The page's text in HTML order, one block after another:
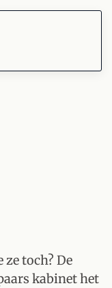
toch? De
kabinet het